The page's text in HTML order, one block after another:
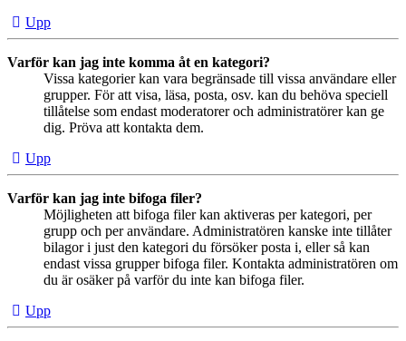
Upp
Varför kan jag inte komma åt en kategori?
Vissa kategorier kan vara begränsade till vissa användare eller
grupper. För att visa, läsa, posta, osv. kan du behöva speciell
tillåtelse som endast moderatorer och administratörer kan ge
dig. Pröva att kontakta dem.
Upp
Varför kan jag inte bifoga filer?
Möjligheten att bifoga filer kan aktiveras per kategori, per
grupp och per användare. Administratören kanske inte tillåter
bilagor i just den kategori du försöker posta i, eller så kan
endast vissa grupper bifoga filer. Kontakta administratören om
du är osäker på varför du inte kan bifoga filer.
Upp